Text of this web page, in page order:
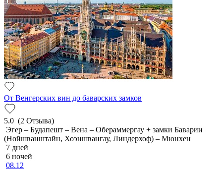
От Венгерских вин до баварских замков
5.0 (2 Отзыва)
Эгер – Будапешт – Вена – Обераммергау + замки Баварии
(Нойшванштайн, Хоэншвангау, Линдерхоф) – Мюнхен
7 дней
6 ночей
08.12